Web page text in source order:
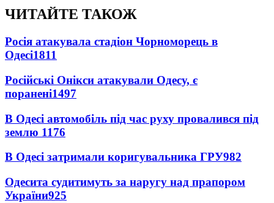
ЧИТАЙТЕ ТАКОЖ
Росія атакувала стадіон Чорноморець в
Одесі1811
Російські Онікси атакували Одесу, є
поранені1497
В Одесі автомобіль під час руху провалився під
землю 1176
В Одесі затримали коригувальника ГРУ982
Одесита судитимуть за наругу над прапором
України925